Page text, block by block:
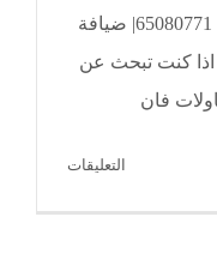
تاجير كراسى وطاولات الكويت | 65080771| ضيافة
كنت تبحث عن
فان
التعليقات